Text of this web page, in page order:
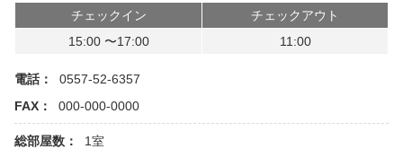
チェックイン
チェックアウト
15:00 〜17:00
11:00
電話：
0557-52-6357
FAX：
000-000-0000
総部屋数： 1室